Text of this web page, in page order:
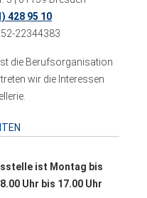
428 95 10
22344383
die Berufsorganisation
wir die Interessen
ist Montag bis
Uhr bis 17.00 Uhr